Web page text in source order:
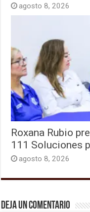
agosto 8, 2026
Roxana Rubio
111 Soluciones
agosto 8, 2026
Deja un comentario